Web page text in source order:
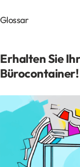
Bauantrag
Über uns
FAQ
Kontakt
Glossar
Erhalten Sie
Bürocontainer!